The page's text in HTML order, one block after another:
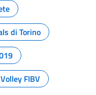
di Torino
FIBV